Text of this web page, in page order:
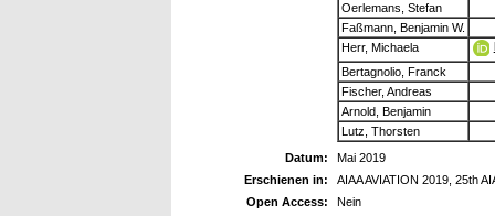
Oerlemans, Stefan
Faßmann, Benjamin W.
Herr, Michaela
Bertagnolio, Franck
Fischer, Andreas
Arnold, Benjamin
Lutz, Thorsten
Datum:
Mai 2019
Erschienen in:
AIAA AVIATION 2019, 25th
Open Access:
Nein